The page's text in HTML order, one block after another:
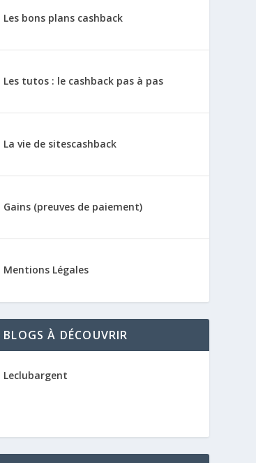
Les bons plans cashback
Les tutos : le cashback pas à pas
La vie de sitescashback
Gains (preuves de paiement)
Mentions Légales
BLOGS À DÉCOUVRIR
Leclubargent